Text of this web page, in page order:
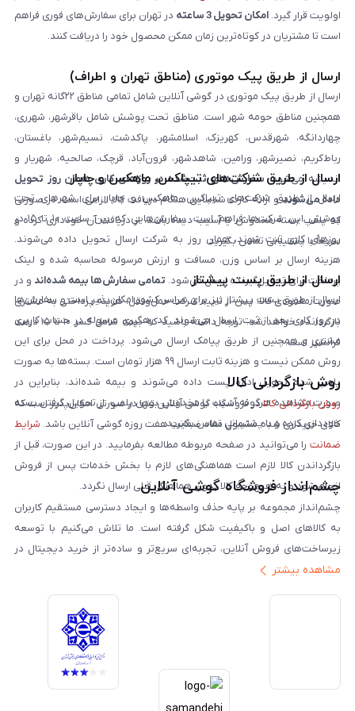
اولویت قرار گیرد. امکان تحویل 3 ساعته
در تهران برای سفارش‌های فوری فراهم
است تا مشتریان در کوتاه‌ترین زمان ممکن محصول خود را دریافت کنند.
ارسال از طریق پیک موتوری (مناطق تهران و اطراف)
ارسال از طریق پیک موتوری در گوشی آنلاین شامل تمامی مناطق ۲۲گانه تهران و
همچنین مناطق حومه شهر است. مناطق تحت پوشش شامل باقرشهر، شهرری،
چهاردانگه، شهرقدس، کهریزک، اسلامشهر، پاکدشت، نسیم‌شهر، باغستان،
رباط‌کریم، نصیرشهر، ورامین، شاهدشهر، فرون‌آباد، قرچک، صالحیه، شهریار و
اندیشه می‌شود. سفارش‌های ثبت‌شده در روزهای کاری همان روز تحویل
داده می‌شوندو ارائه کارت شناسایی هنگام دریافت کالا الزامی است. در صورتی
که پلمپ بسته مخدوش یا آسیب دیده باشد، از دریافت آن خودداری کرده و
سریعاً با پشتیبانی تماس بگیرید.
ارسال از طریق شرکت‌های تیپاکس، ماهکس و چاپار
ارسال از طریق شرکت‌های تیپاکس، ماهکس و چاپار برای شهرهای تحت
پوشش این شرکت‌ها فراهم است. سفارش‌هایی که بین ساعت ۱۰ تا ۱۵ در
روزهای کاری ثبت شوند، همان روز به شرکت ارسال تحویل داده می‌شوند.
هزینه ارسال بر اساس وزن، مسافت و ارزش مرسوله محاسبه شده و لینک
پرداخت برای تحویل‌گیرنده ارسال می‌شود. تمامی سفارش‌ها بیمه شده‌اند و در
صورت مفقودی کالا، پس از تایید شرکت حمل‌ونقل، هزینه پرداختی به مشتری
بازگردانده خواهد شد. توجه داشته باشید که بیمه شامل کسر ۱۰ تا ۱۵ درصد
فرانشیز است.
ارسال از طریق پست پیشتاز
ارسال از طریق پست پیشتاز نیز برای سراسر کشور امکان‌پذیر است و سفارش‌ها
در روز کاری بعد از ثبت، ارسال می‌شوند. کد رهگیری مرسوله در حساب کاربری
مشتری و همچنین از طریق پیامک ارسال می‌شود. پرداخت در محل برای این
روش ممکن نیست و هزینه ثابت ارسال ۹۹ هزار تومان است. بسته‌ها به صورت
پلمپ شده تحویل اداره پست داده می‌شوند و بیمه شده‌اند، بنابراین در
صورت مشاهده هرگونه آسیب یا مخدوش بودن پلمپ، از تحویل گرفتن بسته
خودداری کرده و با پشتیبانی تماس بگیرید.
روش بازگردانی کالا
روش بازگردانی کالادر فروشگاه گوشی آنلاین تنها در صورتی امکان‌پذیر است که
کالای خریداری شده مشمول مفاد ضمانت هفت روزه گوشی آنلاین باشد. شرایط
ضمانت را می‌توانید در صفحه مربوطه مطالعه بفرمایید. در این صورت، قبل از
بازگرداندن کالا لازم است هماهنگی‌های لازم با بخش خدمات پس از فروش
انجام شود و به هیچ‌وجه کالا بدون هماهنگی قبلی ارسال نگردد.
چشم‌انداز فروشگاه گوشی آنلاین
چشم‌انداز مجموعه بر پایه حذف واسطه‌ها و ایجاد دسترسی مستقیم کاربران
به کالاهای اصل و باکیفیت شکل گرفته است. ما تلاش می‌کنیم با توسعه
زیرساخت‌های فروش آنلاین، تجربه‌ای سریع‌تر و ساده‌تر از خرید دیجیتال در
ایران ارائه دهیم. تبدیل‌شدن به مرجعی قابل اعتماد برای خرید کالای دیجیتال،
خدمات و به‌روزرسانی مداوم محصولات، مسیر ما را روشن‌تر می‌کند. ما باور
داریم آینده بازار دیجیتال متعلق به کسب‌وکارهایی است که صداقت و شفافیت
را در اولویت قرار می‌دهند. گوشی آنلاین با تکیه بر تجربه و تخصص، با قدرت به
سمت تحقق این چشم‌انداز حرکت می‌کند.
مشاهده بیشتر